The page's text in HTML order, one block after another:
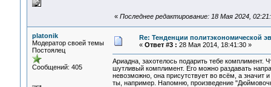
« Последнее редактирование: 18 Мая 2024,
platonik
Модератор своей темы
Постоялец
Сообщений: 405
Re: Тенденции политэкономической
« Ответ #3 : 28 Мая 2014, 18:41:30 »
Ариадна, захотелось подарить тебе комплимент.
шутливый комплимент. Его можно раздавать
невозможно, она присутствует во всём, а значит
ты, например. Напомню, произведение